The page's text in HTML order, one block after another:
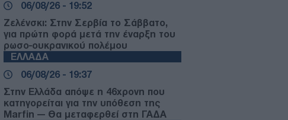
06/08/26 - 19:52
Ζελένσκι: Στην Σερβία το Σάββατο,
για πρώτη φορά μετά την έναρξη του
ρωσο-ουκρανικού πολέμου
ΕΛΛΑΔΑ
06/08/26 - 19:37
Στην Ελλάδα απόψε η 46χρονη που
κατηγορείται για την υπόθεση της
Marfin — Θα μεταφερθεί στη ΓΑΔΑ